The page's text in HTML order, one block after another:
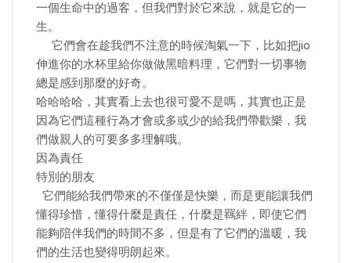
一個生命中的過客，但我們對於它來說，就是它的一
生。
它們會在趁我們不注意的時候淘氣一下，比如把jio
伸進你的水杯里給你做做黑暗料理，它們對一切事物
總是感到那麼的好奇。
哈哈哈哈，其實看上去也很可愛不是嗎，其實也正是
因為它們這種行為才會或多或少的給我們帶歡樂，我
們做親人的可要多多理解哦。
因為責任
特別的朋友
它們能給我們帶來的不僅僅是快樂，而是更能讓我們
懂得珍惜，懂得什麼是責任，什麼是羈絆，即使它們
能夠陪伴我們的時間不多，但是有了它們的溫暖，我
們的生活也變得明朗起來。